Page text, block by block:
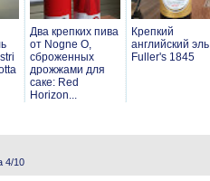
Два крепких пива
от Nogne O,
сброженных
дрожжами для
саке: Red
Horizon...
Крепкий
английский эль
Fuller's 1845
4/10